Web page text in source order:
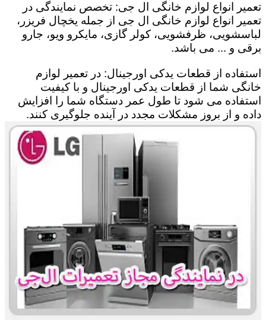
تعمیر انواع لوازم خانگی ال جی: تخصص نمایندگی در
تعمیر انواع لوازم خانگی ال جی از جمله یخچال فریزر،
لباسشویی، ظرفشویی، کولر گازی، مایکرو ویو، جارو
برقی و ... می باشد.
استفاده از قطعات یدکی اورجینال: در تعمیر لوازم
خانگی شما از قطعات یدکی اورجینال و با کیفیت
استفاده می شود تا طول عمر دستگاه شما را افزایش
داده و از بروز مشکلات مجدد در آینده جلوگیری کنند.